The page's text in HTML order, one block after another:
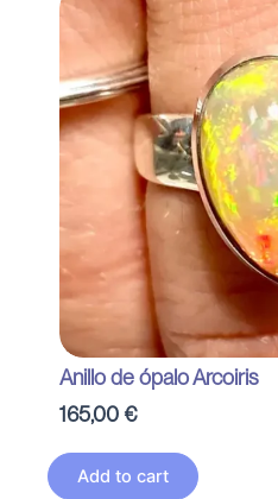
Anillo de ópalo Arcoiris
165,00 €
Add to cart